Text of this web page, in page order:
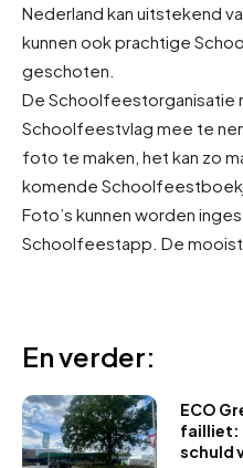
Nederland kan uitstekend
kunnen ook prachtige
geschoten.
De Schoolfeestorganisatie
Schoolfeestvlag mee te
foto te maken, het kan zo
komende
Foto’s kunnen worden
Schoolfeestapp. De
En verder:
ECO
failliet:
schuld